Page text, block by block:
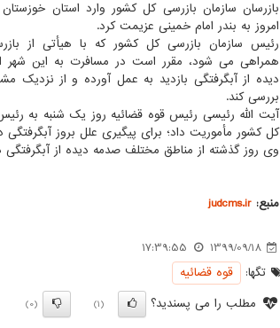
بازرسان سازمان بازرسی کل کشور وارد استان
امروز به بندر امام خمینی عزیمت کرد.
رئیس سازمان بازرسی کل کشور که با هیأتی از
همراهی می شود، مقرر است در مسافرت به این شهر
دیده از آبگرفتگی بازدید به عمل آورده و از نزدیک
بررسی کند.
آیت الله رئیسی رئیس قوه قضائیه روز یک شنبه به
کل کشور مأموریت داد؛ برای پیگیری علل بروز
وی روز گذشته از مناطق مختلف صدمه دیده از
منبع: judcms.ir
1399/09/18
17:39:55
تگها:
قوه قضائیه
مطلب را می پسندید؟
(1)
(0)